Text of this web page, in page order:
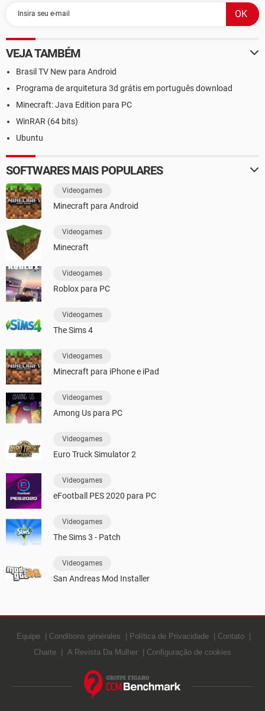
VEJA TAMBÉM
Brasil TV New para Android
Programa de arquitetura 3d grátis em português download
Minecraft: Java Edition para PC
WinRAR (64 bits)
Ubuntu
SOFTWARES MAIS POPULARES
Videogames
Minecraft para Android
Videogames
Minecraft
Videogames
Roblox para PC
Videogames
The Sims 4
Videogames
Minecraft para iPhone e iPad
Videogames
Among Us para PC
Videogames
Euro Truck Simulator 2
Videogames
eFootball PES 2020 para PC
Videogames
The Sims 3 - Patch
Videogames
San Andreas Mod Installer
Equipe Conditions générales Política de Privacidade
Contato
Charte
A Revista Da Mulher Configuração de cookies